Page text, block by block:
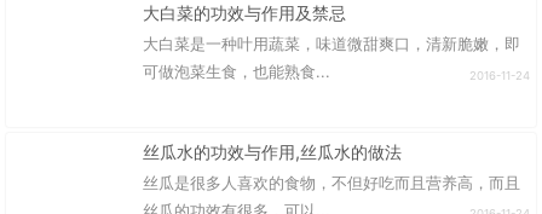
大白菜的功效与作用及禁忌
大白菜是一种叶用蔬菜，味道微甜爽口，清新脆嫩，即
可做泡菜生食，也能熟食...
2016-11-24
丝瓜水的功效与作用,丝瓜水的做法
丝瓜是很多人喜欢的食物，不但好吃而且营养高，而且